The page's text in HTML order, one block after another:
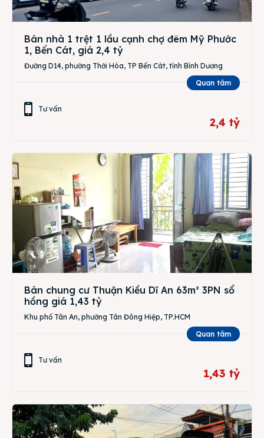
Bán nhà 1 trệt 1 lầu cạnh chợ đêm Mỹ Phước
1, Bến Cát, giá 2,4 tỷ
Đường D14, phường Thới Hòa, TP Bến Cát, tỉnh Bình Dương
Quan tâm
Tư vấn
2,4 tỷ
Bán chung cư Thuận Kiều Dĩ An 63m² 3PN sổ
hồng giá 1,43 tỷ
Khu phố Tân An, phường Tân Đông Hiệp, TP.HCM
Quan tâm
Tư vấn
1,43 tỷ